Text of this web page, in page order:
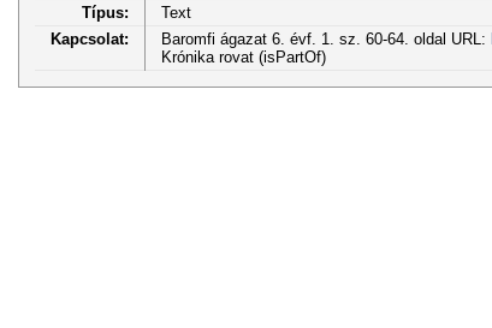
Típus:
Text
Kapcsolat:
Baromfi ágazat 6. évf. 1. sz. 60-64. oldal URL:
Krónika rovat (isPartOf)